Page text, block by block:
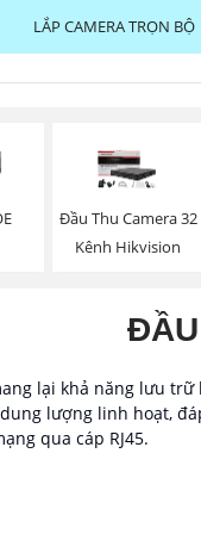
LẮP CAMERA TRỌN BỘ
Đầu Thu Camera 32
Kênh Hikvision
lại khả năng lưu
lượng linh hoạt,
qua cáp RJ45.